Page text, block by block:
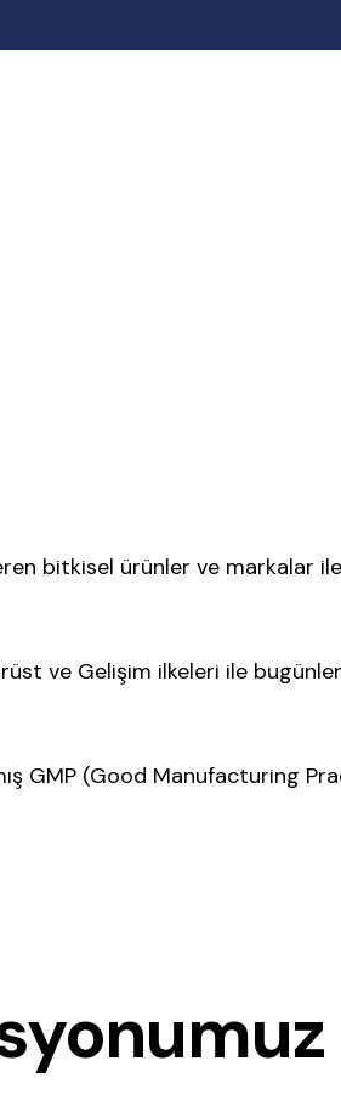
bitkisel ürünler ve markalar
ve Gelişim ilkeleri ile
GMP (Good Manufacturing